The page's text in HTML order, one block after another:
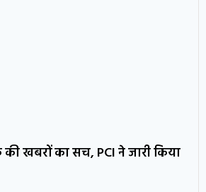
खबरों का सच, PCI ने जारी किया